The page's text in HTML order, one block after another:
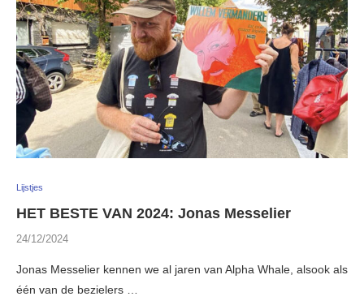
Lijstjes
HET BESTE VAN 2024: Jonas Messelier
24/12/2024
Jonas Messelier kennen we al jaren van Alpha Whale, alsook als
één van de bezielers …